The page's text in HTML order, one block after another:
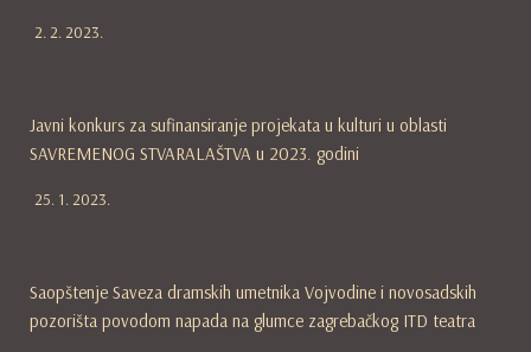
2. 2. 2023.
Javni konkurs za sufinansiranje projekata u kulturi u oblasti
SAVREMENOG STVARALAŠTVA u 2023. godini
25. 1. 2023.
Saopštenje Saveza dramskih umetnika Vojvodine i novosadskih
pozorišta povodom napada na glumce zagrebačkog ITD teatra